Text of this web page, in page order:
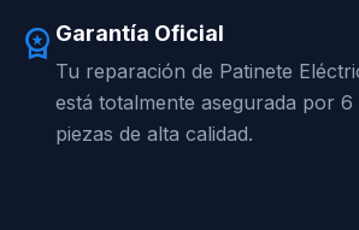
workspace_premium Garantía Oficial
Tu reparación de Patinete
está totalmente asegurada por 6
piezas de alta calidad.